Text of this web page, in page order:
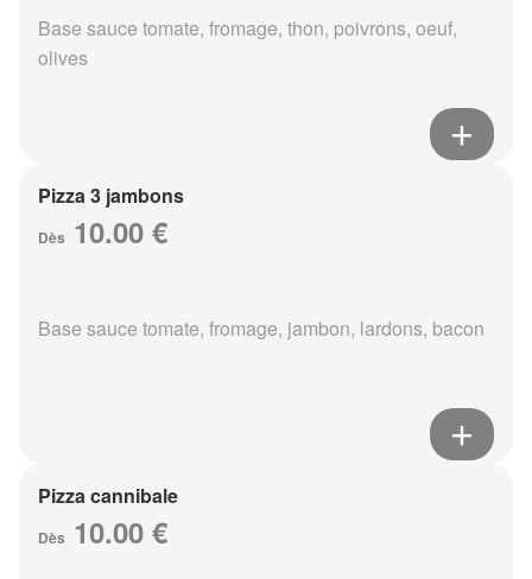
Base sauce tomate, fromage, thon, poivrons, oeuf,
olives
Pizza 3 jambons
Dès 10.00 €
Base sauce tomate, fromage, jambon, lardons, bacon
Pizza cannibale
Dès 10.00 €